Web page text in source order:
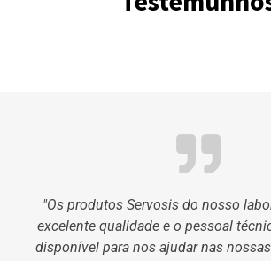
"Os produtos Servosis do nosso
excelente qualidade e o pessoal
disponível para nos ajudar nas